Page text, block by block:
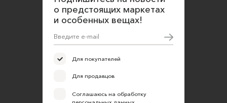
о предстоящих маркетах
и особенных вещах!
Для покупателей
Для продавцов
Соглашаюсь на обработку